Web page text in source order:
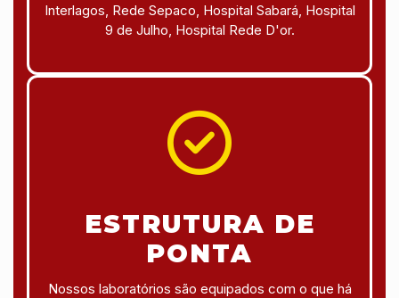
Interlagos, Rede Sepaco, Hospital Sabará, Hospital
9 de Julho, Hospital Rede D'or.
ESTRUTURA DE
PONTA
Nossos laboratórios são equipados com o que há